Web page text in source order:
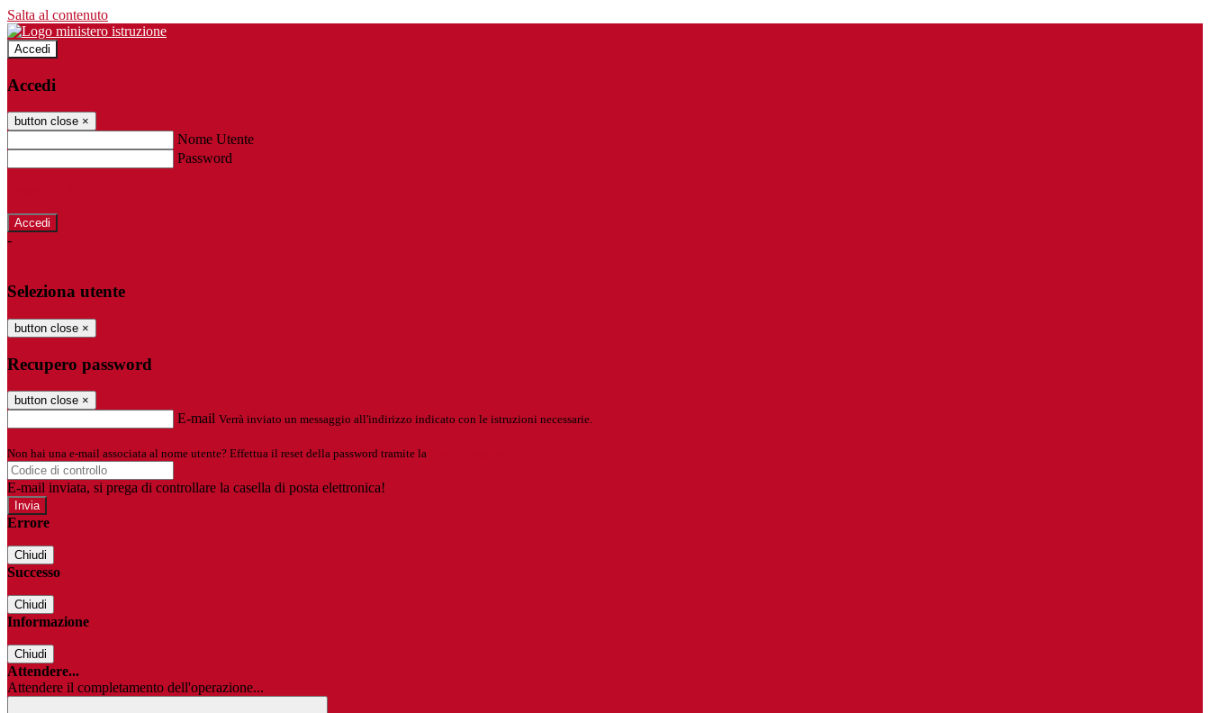
Salta al contenuto
Accedi
Accedi
button close ×
Nome Utente
Password
-
Seleziona utente
button close ×
Recupero password
button close ×
E-mail Verrà inviato un messaggio all'indirizzo indicato con le istruzioni necessarie.
Non hai una e-mail associata al nome utente? Effettua il reset della password tramite la
E-mail inviata, si prega di controllare la casella di posta elettronica!
Errore
Chiudi
Successo
Chiudi
Informazione
Chiudi
Attendere...
Attendere il completamento dell'operazione...